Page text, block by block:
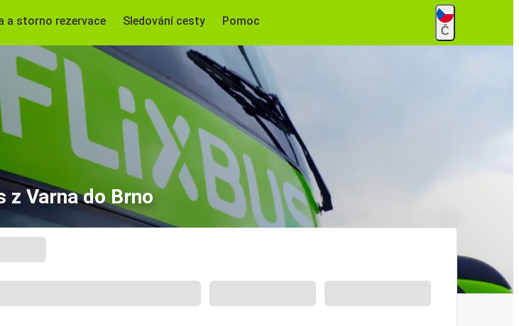
a storno rezervace Sledování cesty Pomoc
Č
z Varna do Brno